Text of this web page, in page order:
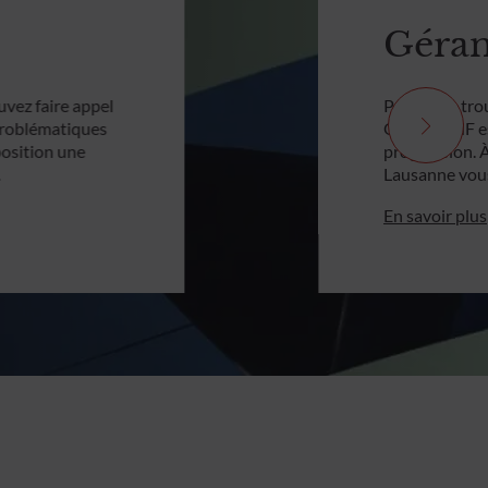
faire appel
une
Parce que
ODDO BHF
progression.
Lausanne
En savoir plus